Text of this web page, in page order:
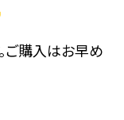
ご購入はお早め